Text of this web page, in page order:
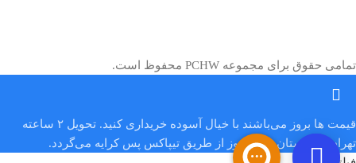
تمامی حقوق برای مجموعه PCHW محفوظ است.
قیمت‌ ها بروز می‌باشند با خیال آسوده خریداری کنید. تحویل ۲ ساعته
تهران شهرستان همان روز از طریق تیپاکس پس کرایه‌ می‌گردد.